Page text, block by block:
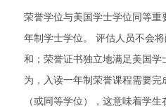
荣誉学位与美国学士学位同等
年制学士学位。 评估人员不会
和；荣誉证书独立地满足美国
为，入读一年制荣誉课程需要
（或同等学位），这意味着学